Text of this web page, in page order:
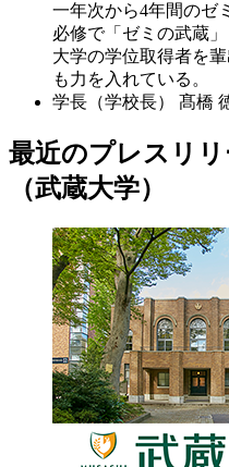
一年次から4年間のゼ
必修で「ゼミの武蔵
大学の学位取得者を
も力を入れている。
学長（学校長）
髙橋
最近のプレスリリ
（武蔵大学）